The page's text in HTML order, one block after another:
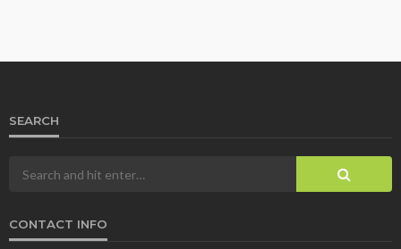
SEARCH
CONTACT INFO